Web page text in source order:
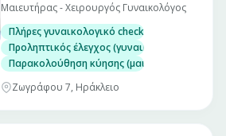
Μαιευτήρας - Χειρουργός Γυναικολόγος
Πλήρες γυναικολογικό check up (επίσκεψη)
Προληπτικός έλεγχος (γυναικολογικός
Παρακολούθηση κύησης (μαιευτικός
Ζωγράφου 7, Ηράκλειο